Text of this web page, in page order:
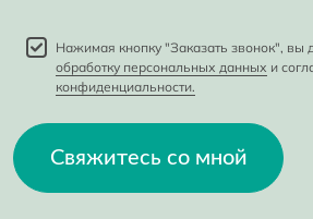
Нажимая кнопку "Заказать звонок", вы
обработку персональных данных и
конфиденциальности.
Свяжитесь со мной